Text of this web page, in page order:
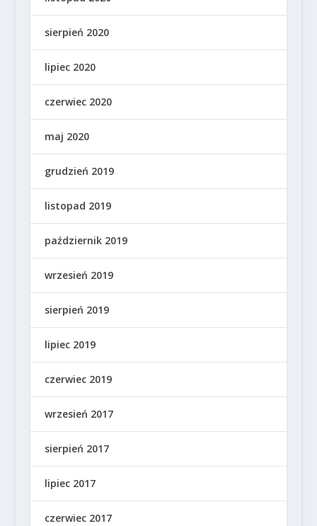
sierpień 2020
lipiec 2020
czerwiec 2020
maj 2020
grudzień 2019
listopad 2019
październik 2019
wrzesień 2019
sierpień 2019
lipiec 2019
czerwiec 2019
wrzesień 2017
sierpień 2017
lipiec 2017
czerwiec 2017